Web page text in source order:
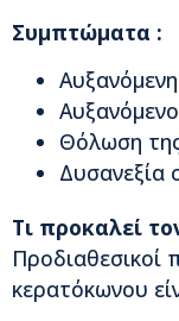
Συμπτώματα :
Θόλωση
Δυσανεξία
Τι προκαλεί
Προδιαθεσικοί
κερατόκωνου